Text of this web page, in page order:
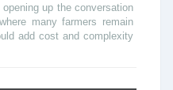
up the conversation
many farmers remain
add cost and complexity